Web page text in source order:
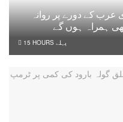
کے دورے پر روانہ
ہمراہ ہوں گے
15 HOURS پہلے